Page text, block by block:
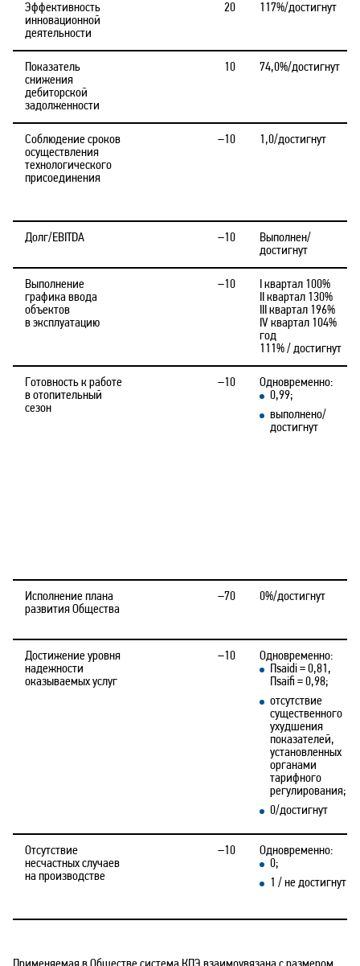
Эффективность
инновационной
деятельности
20 117%/достигнут
Показатель
снижения
дебиторской
задолженности
10 74,0%/достигнут
Соблюдение сроков
осуществления
технологического
присоединения
–10 1,0/достигнут
Долг/EBITDA –10
Выполнен/
достигнут
Выполнение
графика ввода
объектов
в эксплуатацию
–10
I квартал 100%
II квартал 130%
III квартал 196%
IV квартал 104%
год
111% / достигнут
Готовность к работе
в отопительный
сезон
–10
Одновременно:
0,99;
выполнено/
достигнут
Исполнение плана
развития Общества
–70 0%/достигнут
Достижение уровня
надежности
оказываемых услуг
–10
Одновременно:
Пsaidi = 0,81,
Пsaifi = 0,98;
отсутствие
существенного
ухудшения
показателей,
установленных
органами
тарифного
регулирования;
0/достигнут
Отсутствие
несчастных случаев
на производстве
–10
Одновременно:
0;
1 / не достигнут